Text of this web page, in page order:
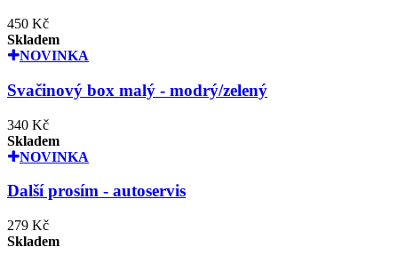
450 Kč
Skladem
NOVINKA
Svačinový box malý - modrý/zelený
340 Kč
Skladem
NOVINKA
Další prosím - autoservis
279 Kč
Skladem